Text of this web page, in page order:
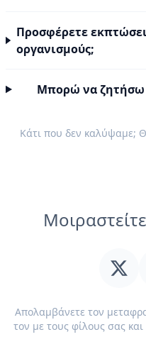
Προσφέρετε
οργανισμούς;
Μπορώ να ζητήσω
Κάτι που δεν καλύψαμε;
Απολαμβάνετε τον
τον με τους φίλους σας